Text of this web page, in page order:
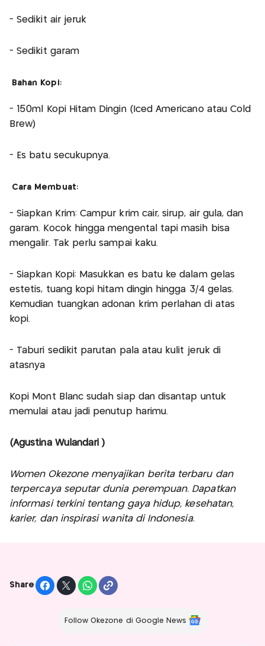
- Sedikit air jeruk
- Sedikit garam
Bahan Kopi:
- 150ml Kopi Hitam Dingin (Iced Americano atau Cold
Brew)
- Es batu secukupnya.
Cara Membuat:
- Siapkan Krim: Campur krim cair, sirup, air gula, dan
garam. Kocok hingga mengental tapi masih bisa
mengalir. Tak perlu sampai kaku.
- Siapkan Kopi: Masukkan es batu ke dalam gelas
estetis, tuang kopi hitam dingin hingga 3/4 gelas.
Kemudian tuangkan adonan krim perlahan di atas
kopi.
- Taburi sedikit parutan pala atau kulit jeruk di
atasnya
Kopi Mont Blanc sudah siap dan disantap untuk
memulai atau jadi penutup harimu.
(Agustina Wulandari )
Women Okezone menyajikan berita terbaru dan
terpercaya seputar dunia perempuan. Dapatkan
informasi terkini tentang gaya hidup, kesehatan,
karier, dan inspirasi wanita di Indonesia.
Share
Follow Okezone di Google News